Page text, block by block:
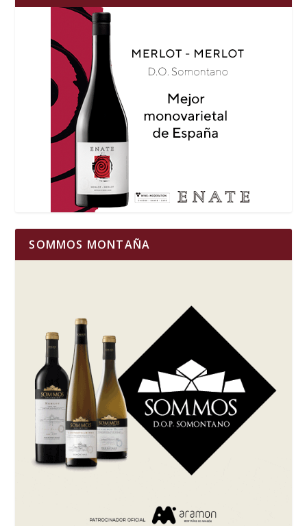
SOMMOS MONTAÑA